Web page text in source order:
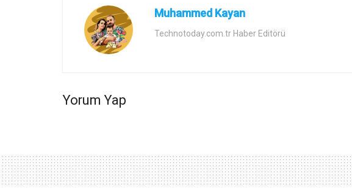
Muhammed Kayan
Technotoday.com.tr Haber Editörü
Yorum Yap